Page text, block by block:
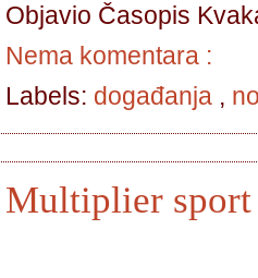
Objavio Časopis
Nema komentara :
Labels: događanja ,
Multiplier sport